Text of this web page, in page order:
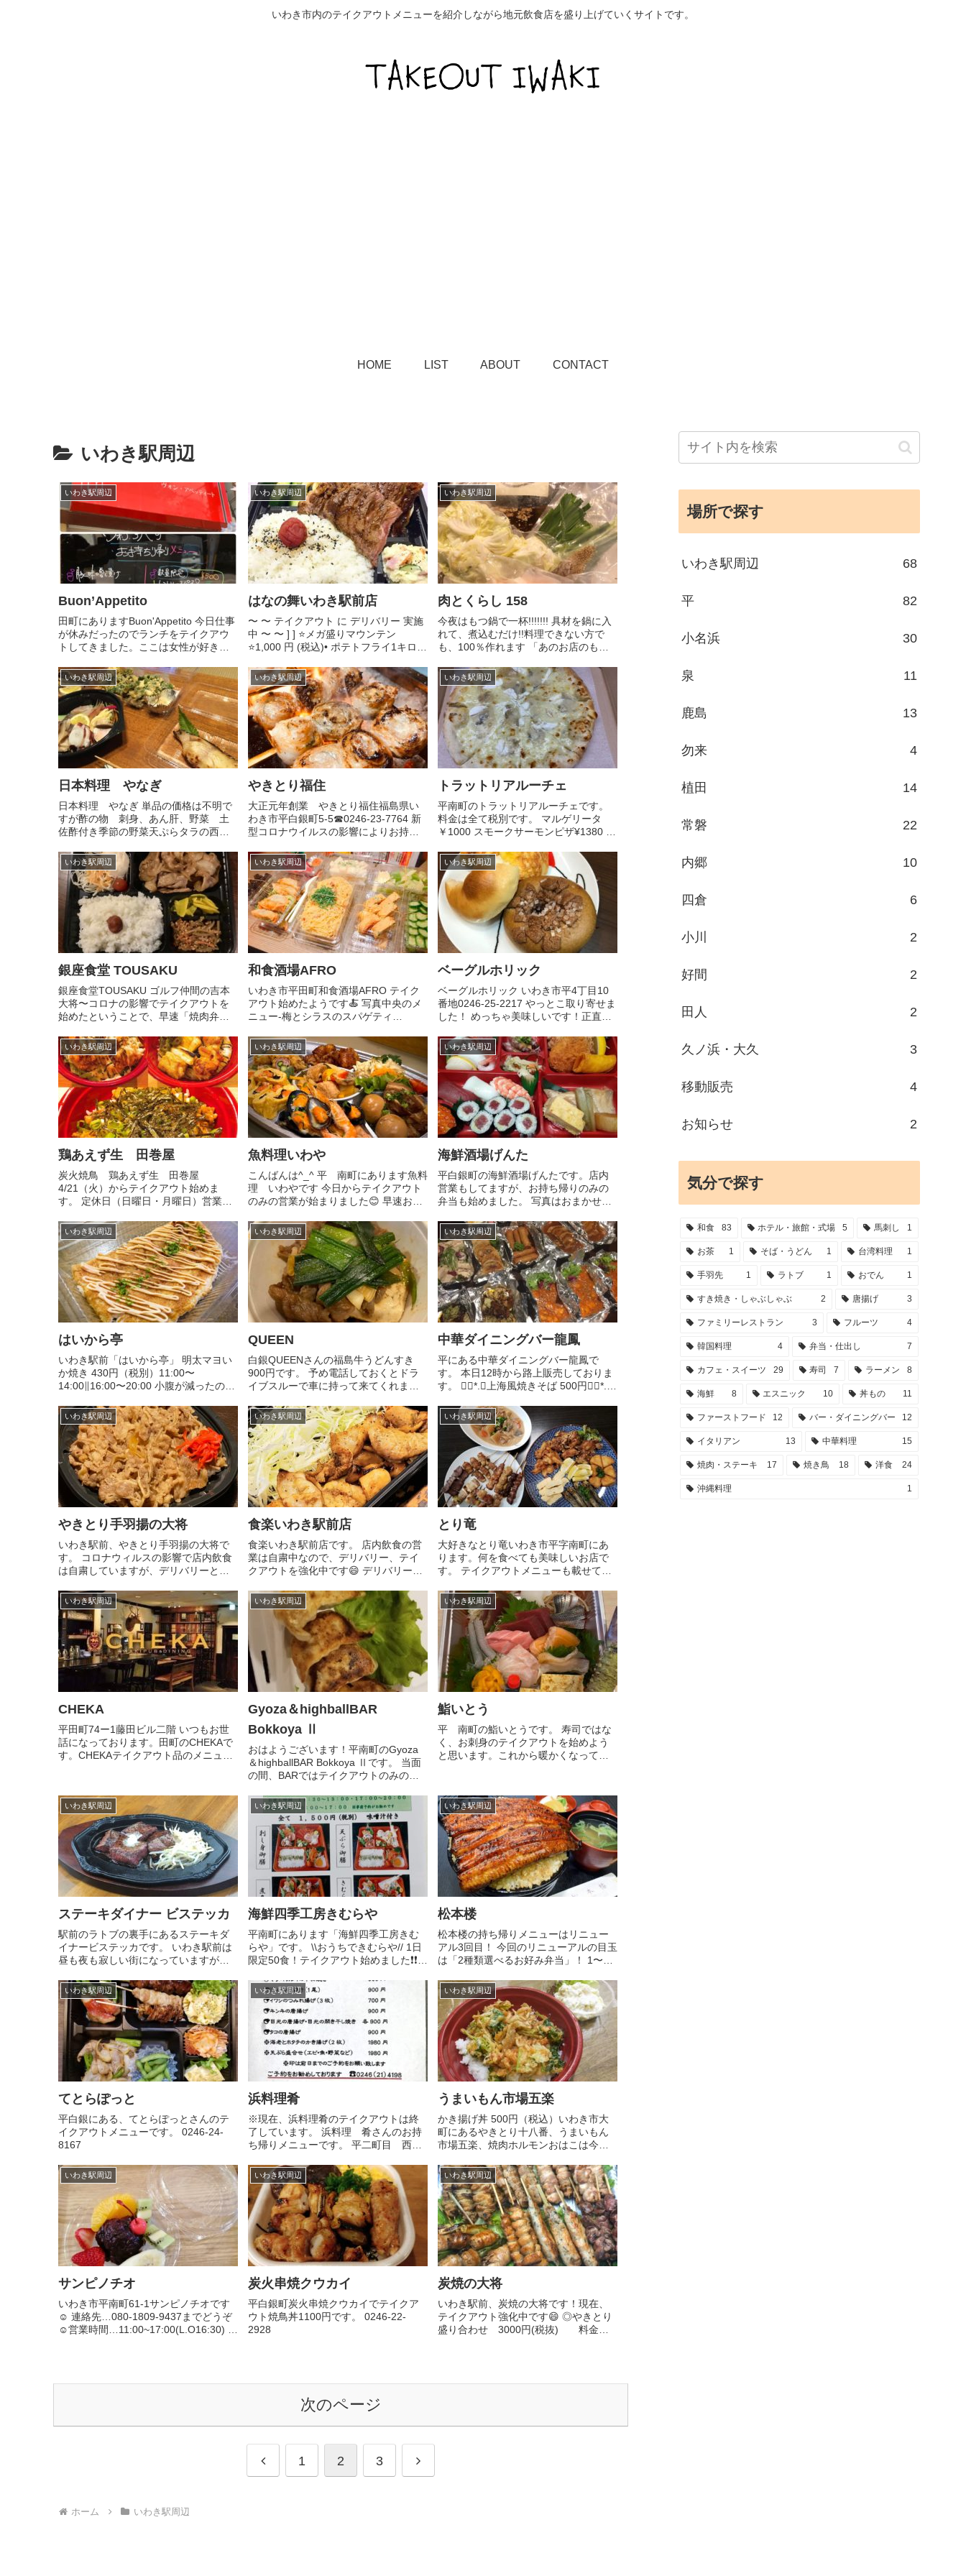
いわき市内のテイクアウトメニューを紹介しながら地元飲食店を盛り上げていくサイトです。
HOME LIST ABOUT CONTACT
いわき駅周辺
いわき駅周辺
Buon’Appetito
田町にありますBuon'Appetito 今日仕事
が休みだったのでランチをテイクアウ
トしてきました。ここは女性が好きな
数量限定の トマトソースパスタ500円
豚味噌漬けごはん 880円ベビーホタテ
とアスパラ...
いわき駅周辺
はなの舞いわき駅前店
〜 〜 テイクアウト に デリバリー 実施
中 〜 〜 ] ] ⭐️メガ盛りマウンテン
⭐️1,000 円 (税込)• ポテトフライ1キロ&
⭐️1,500 円 (税込)• 特製唐揚げ10個 • タ
コさんウ...
いわき駅周辺
肉とくらし 158
今夜はもつ鍋で一杯!!!!!!! 具材を鍋に入
れて、煮込むだけ!!料理できない方で
も、100％作れます 「あのお店のもつ
つ鍋セット1,500円（税込）※約4人前
・もつ200g・スープ・キャベツ・...
いわき駅周辺
日本料理 やなぎ
日本料理 やなぎ 単品の価格は不明で
すが酢の物 刺身、あん肝、野菜 土
佐酢付き季節の野菜天ぷらタラの西京
普段からお持ち帰りメニューはあると
のこと。お品書は普段通りその日の仕
入れで色々とあるようです。自...
いわき駅周辺
やきとり福住
大正元年創業 やきとり福住福島県い
わき市平白銀町5-5☎︎0246-23-7764 新
型コロナウイルスの影響によりお持ち
き鳥、揚げ物、ご飯物、お弁当など
様々なメニューがございますので是非
よろしくお願い申し...
いわき駅周辺
トラットリアルーチェ
平南町のトラットリアルーチェです。
料金は全て税別です。 マルゲリータ
￥1000 スモークサーモンピザ¥1380 ク
ティックチャイニーズのクリームスパ
ゲティ￥1250 国産牛のタリアータ
¥1780など...
いわき駅周辺
銀座食堂 TOUSAKU
銀座食堂TOUSAKU ゴルフ仲間の吉本
大将〜コロナの影響でテイクアウトを
始めたということで、早速「焼肉弁当
も経営しているので、焼肉めちゃめち
ゃ美味しかったです。皆さんも是非、
食べてみて下さ〜い❢ 福島...
いわき駅周辺
和食酒場AFRO
いわき市平田町和食酒場AFRO テイク
アウト始めたようです🍝 写真中央のメ
ニュー-梅とシラスのスパゲティ
メニュー内から注文可☎️ 現在、店内営
業は緊急事態宣言により5/6までお休み
ですが、テイクア...
いわき駅周辺
ベーグルホリック
ベーグルホリック いわき市平4丁目10
番地0246-25-2217 やっとこ取り寄せま
した！ めっちゃ美味しいです！正直、
現在は通販のみ。下記HPから注文でき
ま〰️す。↓ ↓www.bagel-holic...
いわき駅周辺
鶏あえず生 田巻屋
炭火焼鳥 鶏あえず生 田巻屋
4/21（火）からテイクアウト始めま
す。 定休日（日曜日・月曜日）営業時
除く）炭の関係上13時〜19時（全品）
丼物 3種類 税込¥650（鶏そぼろ丼・
唐揚げ丼・焼鳥丼）単...
いわき駅周辺
魚料理いわや
こんばんは^_^ 平 南町にあります魚料
理 いわやです 今日からテイクアウト
のみの営業が始まりました😊 早速お客
日のお任せオードブル3000円税込 本日
のメニュー ⚪︎黒豚角煮と煮卵⚪︎たらこ
入り卵焼き⚪...
いわき駅周辺
海鮮酒場げんた
平白銀町の海鮮酒場げんたです。店内
営業もしてますが、お持ち帰りのみの
弁当も始めました。 写真はおまかせ特
その他寿司の盛り込み、刺身、一品料
理のお持ち帰りもございます。 板
さんおまかせにぎり(10...
いわき駅周辺
はいから亭
いわき駅前「はいから亭」 明太マヨい
か焼き 430円（税別）11:00〜
14:00∥16:00〜20:00 小腹が減ったので
気式いか焼き機でオーダーを受けてか
ら調理。モチっとしたようなコリッと
したような何と...
いわき駅周辺
QUEEN
白銀QUEENさんの福島牛うどんすき
900円です。 予め電話しておくとドラ
イブスルーで車に持って来てくれま
野菜、お豆腐、うどんがギュッと入っ
ています。そのままレンジOKです。ヒ
ロミチカレー、写真撮り忘れまし...
いわき駅周辺
中華ダイニングバー龍鳳
平にある中華ダイニングバー龍鳳で
す。 本日12時から路上販売しておりま
す。 ❁⃘*.ﾟ上海風焼きそば 500円❁⃘*.ﾟ
＆春巻きセット 500円 ❁*·⑅オードブル
3000円～御予算に応じて承り...
いわき駅周辺
やきとり手羽揚の大将
いわき駅前、やきとり手羽揚の大将で
す。 コロナウィルスの影響で店内飲食
は自粛していますが、デリバリーとテ
丼………630円☆から揚げ弁当…750円
☆ソーツかつ丼…780円☆カレーライ
ス…600円☆から揚げカレー…...
いわき駅周辺
食楽いわき駅前店
食楽いわき駅前店です。 店内飲食の営
業は自粛中なので、デリバリー、テイ
クアウトを強化中です😄 デリバリーは
ま、クリニックさま、お店さまでおね
がいします🙇１個からお届けしま～
す！ぜひご利用くださいませ！ ◎も...
いわき駅周辺
とり竜
大好きなとり竜いわき市平字南町にあ
ります。何を食べても美味しいお店で
す。 テイクアウトメニューも載せてお
唐揚げ 690円唐揚
げ 490円カマンベールフラ
イ590円鳥ナンコツ揚げ 490...
いわき駅周辺
CHEKA
平田町74ー1藤田ビル二階 いつもお世
話になっております。田町のCHEKAで
す。CHEKAテイクアウト品のメニュー
ただければ助かります。または状況に
よっては田町周辺なら出...
いわき駅周辺
Gyoza＆highballBAR
Bokkoya Ⅱ
おはようございます！平南町のGyoza
＆highballBAR Bokkoya Ⅱです。 当面
の間、BARではテイクアウトのみの営
クアウトはizakayaぼっこ家にて承って
おりますのでよろしくお願いいたしま...
いわき駅周辺
鮨いとう
平 南町の鮨いとうです。 寿司ではな
く、お刺身のテイクアウトを始めよう
と思います。これから暖かくなって来
の寿司ダネになりますので、一品一品
が、全国より届けられる最高の食材で...
いわき駅周辺
ステーキダイナー ビステッカ
駅前のラトブの裏手にあるステーキダ
イナービステッカです。 いわき駅前は
昼も夜も寂しい街になっていますが、
キのテイクアウトやってます。箱代は
当面の間サービス致します。たまには
お肉を食べてストレスを解消してく...
いわき駅周辺
海鮮四季工房きむらや
平南町にあります「海鮮四季工房きむ
らや」です。 \\おうちできむらや// 1日
限定50食！テイクアウト始めました❗️❗️
会社帰りに寄って頂き晩酌のお供にで
も🍶✨ 事前にご予約頂きますとスムー
ズにお渡し出来...
いわき駅周辺
松本楼
松本楼の持ち帰りメニューはリニュー
アル3回目！ 今回のリニューアルの目玉
は「2種類選べるお好み弁当」！ 1〜6
つのお弁当に二種類入るお弁当です！
あと数がまとまれば配達もします！ 人
気は「うなぎ幕の内」や「...
いわき駅周辺
てとらぽっと
平白銀にある、てとらぽっとさんのテ
イクアウトメニューです。 0246-24-
8167
いわき駅周辺
浜料理肴
※現在、浜料理肴のテイクアウトは終
了しています。 浜料理 肴さんのお持
ち帰りメニューです。 平二町目 西村
アウトは平日のみ、17~18時のお渡しの
みになりました。また天ぷら、かき揚
げの提供は終了しました。...
いわき駅周辺
うまいもん市場五楽
かき揚げ丼 500円（税込）いわき市大
町にあるやきとり十八番、うまいもん
市場五楽、焼肉ホルモンおはこは今日
中のお店五楽でテイクアウト販売をや
ってました。テイクアウト営業は
11:30〜20:00 かき揚げ丼の...
いわき駅周辺
サンピノチオ
いわき市平南町61-1サンピノチオです
☺ 連絡先…080-1809-9437までどうぞ
☺営業時間…11:00~17:00(L.O16:30) テ
いわき駅周辺
炭火串焼クウカイ
平白銀町炭火串焼クウカイでテイクア
ウト焼鳥丼1100円です。 0246-22-
2928
いわき駅周辺
炭焼の大将
いわき駅前、炭焼の大将です！現在、
テイクアウト強化中です😄 ◎やきとり
盛り合わせ 3000円(税抜) 料金は
ウ◎お子さま用盛り合...
次のページ
前 1 2 3 次
ホーム いわき駅周辺
場所で探す
いわき駅周辺 68
平 82
小名浜 30
泉 11
鹿島 13
勿来 4
植田 14
常磐 22
内郷 10
四倉 6
小川 2
好間 2
田人 2
久ノ浜・大久 3
移動販売 4
お知らせ 2
気分で探す
和食 83 ホテル・旅館・式場 5 馬刺し 1
お茶 1 そば・うどん 1 台湾料理 1
手羽先 1 ラトブ 1 おでん 1
すき焼き・しゃぶしゃぶ 2 唐揚げ 3
ファミリーレストラン 3 フルーツ 4
韓国料理 4 弁当・仕出し 7
カフェ・スイーツ 29 寿司 7 ラーメン 8
海鮮 8 エスニック 10 丼もの 11
ファーストフード 12 バー・ダイニングバー 12
イタリアン 13 中華料理 15
焼肉・ステーキ 17 焼き鳥 18 洋食 24
沖縄料理 1